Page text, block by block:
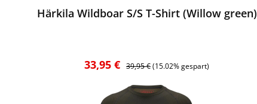
Härkila Wildboar S/S T-Shirt (Willow green)
Verkaufspreis:
33,95 € Regulärer Preis:
39,95 €(15.02% gespart)